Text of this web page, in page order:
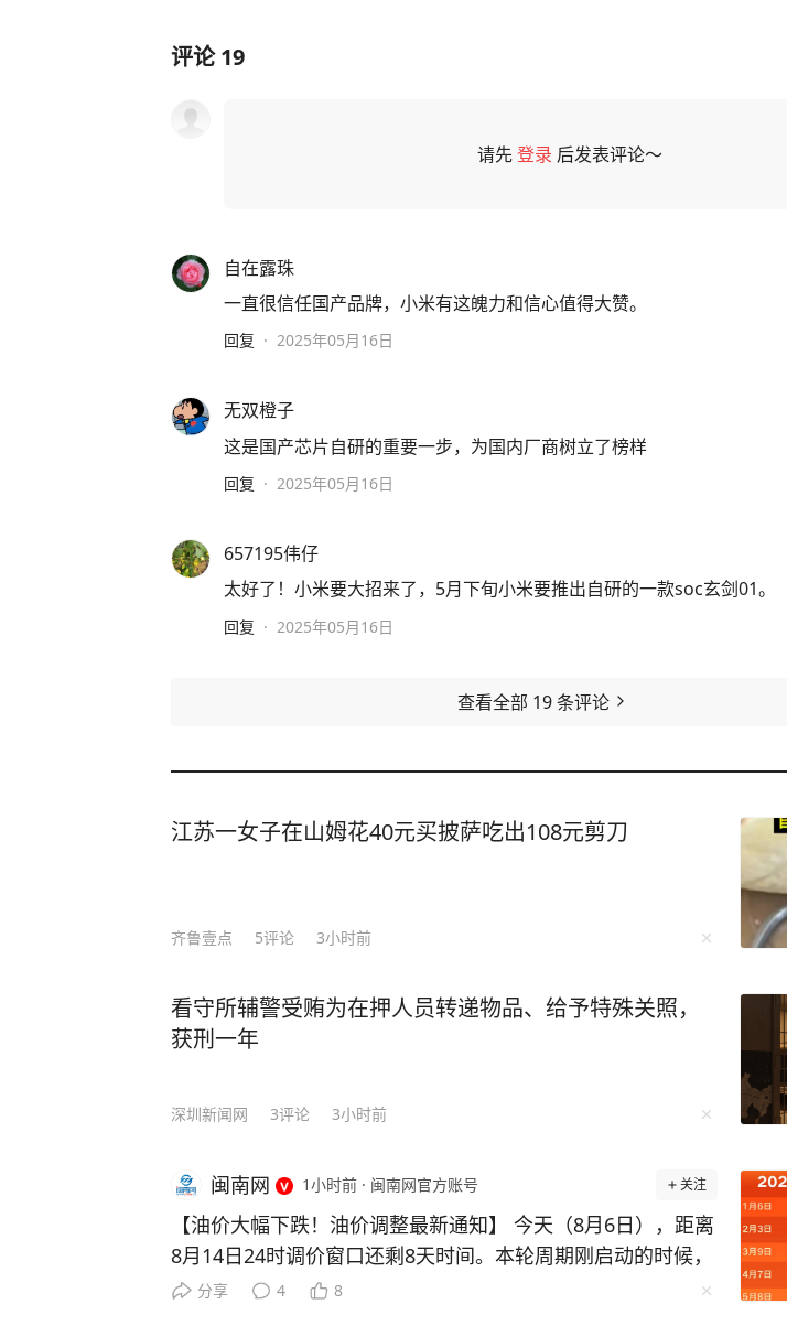
评论19
请先登录 后发表评论～
自在露珠
一直很信任国产品牌，小米有这魄力和信心值得大赞。
回复 · 2025年05月16日
无双橙子
这是国产芯片自研的重要一步，为国内厂商树立了榜样
回复 · 2025年05月16日
657195伟仔
太好了！小米要大招来了，5月下旬小米要推出自研的一款soc玄剑01。
回复 · 2025年05月16日
查看全部 19条评论
江苏一女子在山姆花40元买披萨吃出108元剪刀
齐鲁壹点 5评论 3小时前
看守所辅警受贿为在押人员转递物品、给予特殊关照，
获刑一年
深圳新闻网 3评论 3小时前
闽南网 1小时前 · 闽南网官方账号 关注
【油价大幅下跌！油价调整最新通知】 今天（8月6日），距离
8月14日24时调价窗口还剩8天时间。本轮周期刚启动的时候，
预估下调幅度0.09元/升，随后连续三个工作日跌幅不断扩张，
分享 4 8